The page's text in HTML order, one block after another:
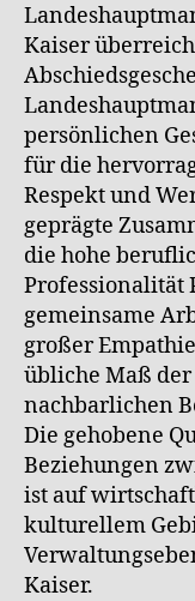
Kaiser
persönlichen
für die
Respekt und
geprägte
die hohe
Professionalität
gemeinsame
großer
übliche Maß der
nachbarlichen
Die gehobene
Beziehungen
ist auf
kulturellem
Kaiser.